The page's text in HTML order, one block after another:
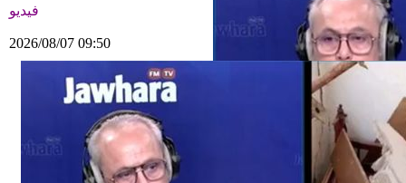
فيديو
2026/08/07 09:50